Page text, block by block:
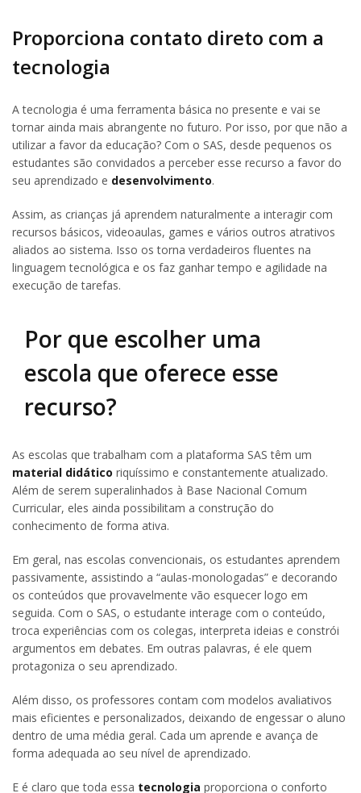
Proporciona contato direto com a
tecnologia
A tecnologia é uma ferramenta básica no presente e vai se
tornar ainda mais abrangente no futuro. Por isso, por que não a
utilizar a favor da educação? Com o SAS, desde pequenos os
estudantes são convidados a perceber esse recurso a favor do
seu aprendizado e desenvolvimento.
Assim, as crianças já aprendem naturalmente a interagir com
recursos básicos, videoaulas, games e vários outros atrativos
aliados ao sistema. Isso os torna verdadeiros fluentes na
linguagem tecnológica e os faz ganhar tempo e agilidade na
execução de tarefas.
Por que escolher uma
escola que oferece esse
recurso?
As escolas que trabalham com a plataforma SAS têm um
material didático riquíssimo e constantemente atualizado.
Além de serem superalinhados à Base Nacional Comum
Curricular, eles ainda possibilitam a construção do
conhecimento de forma ativa.
Em geral, nas escolas convencionais, os estudantes aprendem
passivamente, assistindo a “aulas-monologadas” e decorando
os conteúdos que provavelmente vão esquecer logo em
seguida. Com o SAS, o estudante interage com o conteúdo,
troca experiências com os colegas, interpreta ideias e constrói
argumentos em debates. Em outras palavras, é ele quem
protagoniza o seu aprendizado.
Além disso, os professores contam com modelos avaliativos
mais eficientes e personalizados, deixando de engessar o aluno
dentro de uma média geral. Cada um aprende e avança de
forma adequada ao seu nível de aprendizado.
E é claro que toda essa tecnologia proporciona o conforto